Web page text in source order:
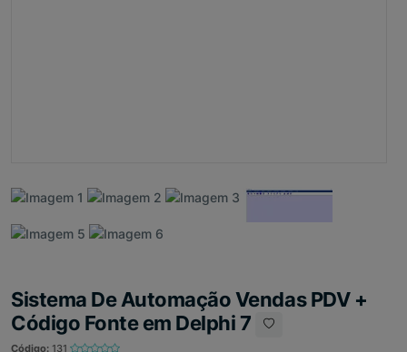
Sistema De Automação Vendas PDV +
Código Fonte em Delphi 7
Código: 131